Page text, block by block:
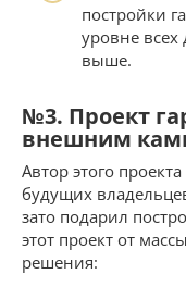
постройки
уровне
выше.
№3. Проект
внешним
Автор этого
будущих
зато подарил
этот проект от
решения: